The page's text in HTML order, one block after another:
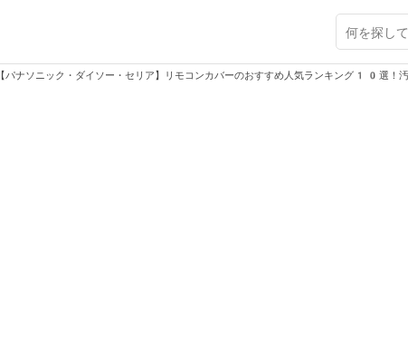
【パナソニック・ダイソー・セリア】リモコンカバーのおすすめ人気ランキング10選！